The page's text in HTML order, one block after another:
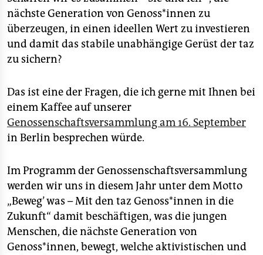
nächste Generation von Ge­nos­s*in­nen zu
überzeugen, in einen ideellen Wert zu investieren
und damit das stabile unabhängige Gerüst der taz
zu sichern?
Das ist eine der Fragen, die ich gerne mit Ihnen bei
einem Kaffee auf unserer
Genossenschaftsversammlung am 16. September
in Berlin besprechen würde.
Im Programm der Genossenschaftsversammlung
werden wir uns in diesem Jahr unter dem Motto
„Beweg’ was – Mit den taz Ge­nos­s*in­nen in die
Zukunft“ damit beschäftigen, was die jungen
Menschen, die nächste Generation von
Genoss*innen, bewegt, welche aktivistischen und